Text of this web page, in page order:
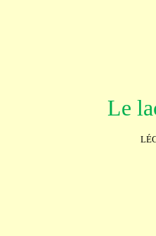
Le